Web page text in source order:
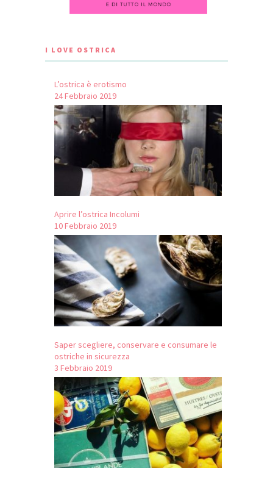
I LOVE OSTRICA
L’ostrica è erotismo
24 Febbraio 2019
Aprire l’ostrica Incolumi
10 Febbraio 2019
Saper scegliere, conservare e consumare le
ostriche in sicurezza
3 Febbraio 2019